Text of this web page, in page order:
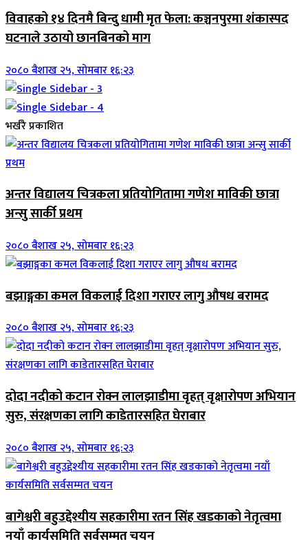
विवाहको १४ दिनमै बिन्दु धामी मृत फेला: कञ्चनपुरमा शंकास्पद
घटनाले उठायो छानबिनको माग
२०८० बैशाख २५, सोमबार १६:२३
भर्खरै प्रकाशित
अन्तर विद्यालय चित्रकला प्रतियोगितामा गणेश माविकी छात्रा
अन्सु सार्की प्रथम
२०८० बैशाख २५, सोमबार १६:२३
बझाङ्गका कमल विकलाई दिशा गराएर लागु औषध बरामद
२०८० बैशाख २५, सोमबार १६:२३
दोदा नदीको कटान रोक्न लालझाडीमा वृहत् वृक्षारोपण अभियान
सुरु, संरक्षणका लागि काडेतारसहित घेराबार
२०८० बैशाख २५, सोमबार १६:२३
बागेश्वरी बहुउद्देश्यीय सहकारीमा रतन सिंह खडकाको नेतृत्वमा